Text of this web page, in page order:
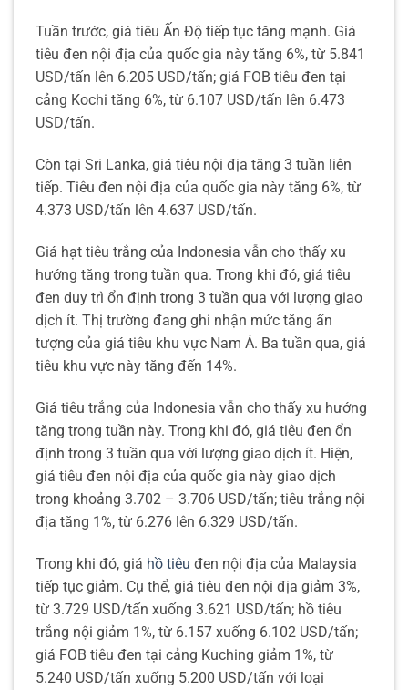
Tuần trước, giá tiêu Ấn Độ tiếp tục tăng mạnh. Giá
tiêu đen nội địa của quốc gia này tăng 6%, từ 5.841
USD/tấn lên 6.205 USD/tấn; giá FOB tiêu đen tại
cảng Kochi tăng 6%, từ 6.107 USD/tấn lên 6.473
USD/tấn.
Còn tại Sri Lanka, giá tiêu nội địa tăng 3 tuần liên
tiếp. Tiêu đen nội địa của quốc gia này tăng 6%, từ
4.373 USD/tấn lên 4.637 USD/tấn.
Giá hạt tiêu trắng của Indonesia vẫn cho thấy xu
hướng tăng trong tuần qua. Trong khi đó, giá tiêu
đen duy trì ổn định trong 3 tuần qua với lượng giao
dịch ít. Thị trường đang ghi nhận mức tăng ấn
tượng của giá tiêu khu vực Nam Á. Ba tuần qua, giá
tiêu khu vực này tăng đến 14%.
Giá tiêu trắng của Indonesia vẫn cho thấy xu hướng
tăng trong tuần này. Trong khi đó, giá tiêu đen ổn
định trong 3 tuần qua với lượng giao dịch ít. Hiện,
giá tiêu đen nội địa của quốc gia này giao dịch
trong khoảng 3.702 – 3.706 USD/tấn; tiêu trắng nội
địa tăng 1%, từ 6.276 lên 6.329 USD/tấn.
Trong khi đó, giá hồ tiêu đen nội địa của Malaysia
tiếp tục giảm. Cụ thể, giá tiêu đen nội địa giảm 3%,
từ 3.729 USD/tấn xuống 3.621 USD/tấn; hồ tiêu
trắng nội giảm 1%, từ 6.157 xuống 6.102 USD/tấn;
giá FOB tiêu đen tại cảng Kuching giảm 1%, từ
5.240 USD/tấn xuống 5.200 USD/tấn với loại